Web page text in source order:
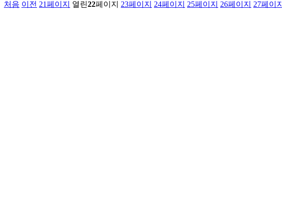
처음 이전 21페이지 열린22페이지 23페이지 24페이지 25페이지 26페이지 27페이지